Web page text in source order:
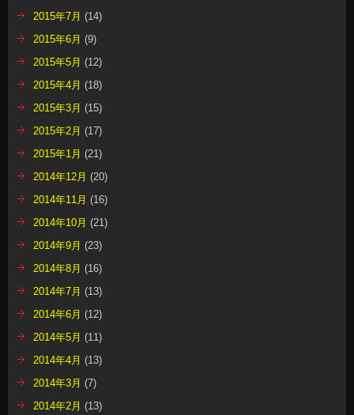
2015年7月 (14)
2015年6月 (9)
2015年5月 (12)
2015年4月 (18)
2015年3月 (15)
2015年2月 (17)
2015年1月 (21)
2014年12月 (20)
2014年11月 (16)
2014年10月 (21)
2014年9月 (23)
2014年8月 (16)
2014年7月 (13)
2014年6月 (12)
2014年5月 (11)
2014年4月 (13)
2014年3月 (7)
2014年2月 (13)